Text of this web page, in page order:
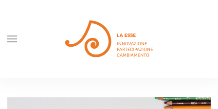
Skip to main content